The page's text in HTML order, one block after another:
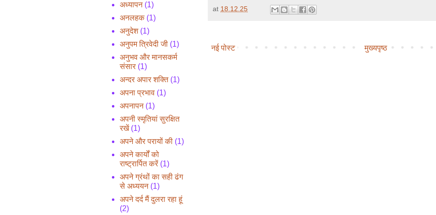
at 18.12.25
नई पोस्ट मुख्यपृष्ठ
अध्यापन (1)
अनलहक (1)
अनुदेश (1)
अनुपम त्रिवेदी जी (1)
अनुभव और मानसकर्म
संसार (1)
अन्दर अपार शक्ति (1)
अपना प्रभाव (1)
अपनापन (1)
अपनी स्मृतियां सुरक्षित
रखें (1)
अपने और परायों की (1)
अपने कार्यों को
राष्ट्रार्पित करें (1)
अपने ग्रंथों का सही ढंग
से अध्ययन (1)
अपने दर्द मैं दुलरा रहा हूं
(2)